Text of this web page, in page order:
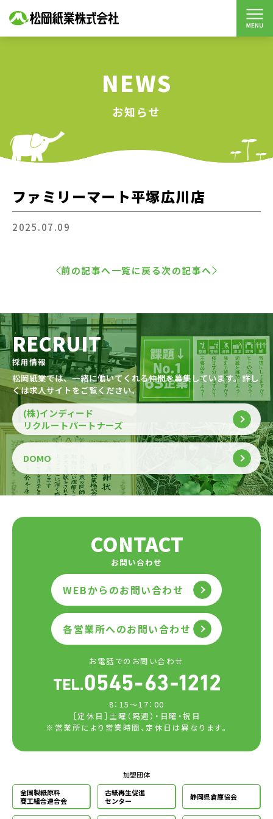
NEWS
お知らせ
ファミリーマート平塚広川店
2025.07.09
前の記事へ一覧に戻る次の記事へ
RECRUIT
採用情報
松岡紙業では、一緒に働いてくれる仲間を募集しています。詳し
くは求人サイトをご覧ください。
(株)インディード
リクルートパートナーズ
DOMO
CONTACT
お問い合わせ
WEBからのお問い合わせ
各営業所へのお問い合わせ
お電話でのお問い合わせ
8：15～17：00
［定休日］土曜（隔週）・日曜・祝日
※営業所により営業時間、定休日は異なります。
加盟団体
全国製紙原料
商工組合連合会
古紙再生促進
センター
静岡県倉庫協会